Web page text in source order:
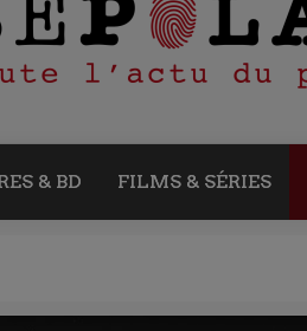
& BD FILMS & SÉRIES